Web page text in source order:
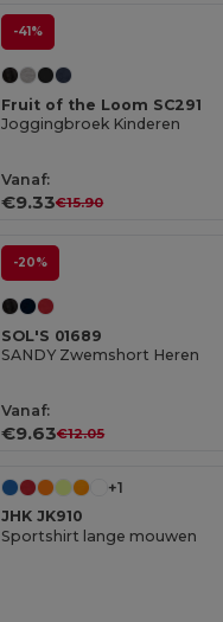
-41%
Fruit of the Loom SC291
Joggingbroek Kinderen
Vanaf:
€9.33€15.90
-20%
SOL'S 01689
SANDY Zwemshort Heren
Vanaf:
€9.63€12.05
+1
JHK JK910
Sportshirt lange mouwen